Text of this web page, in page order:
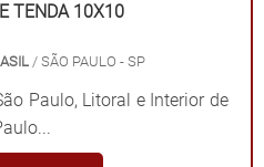
TENDA 10X10
/ SÃO PAULO - SP
Paulo, Litoral e Interior de